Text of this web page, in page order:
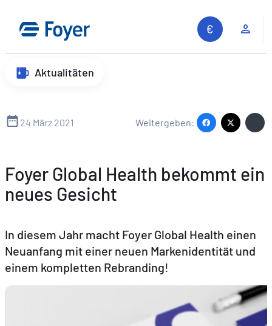
Inhalt
springen
Auf unserer Website suchen
FR
Aktualitäten
24 März 2021 Weitergeben:
Foyer Global Health bekommt ein
neues Gesicht
In diesem Jahr macht Foyer Global Health einen
Neuanfang mit einer neuen Markenidentität und
einem kompletten Rebranding!